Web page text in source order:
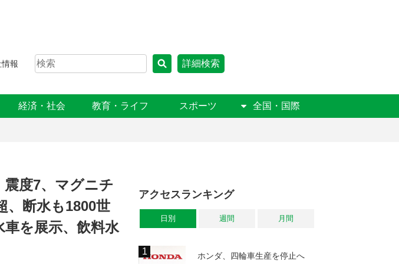
報 詳細検索
経済・社会 教育・ライフ スポーツ 全国・国際
度7、マグニチ
、断水も1800世
を展示、飲料水
アクセスランキング
日別 週間 月間
ホンダ、四輪車生産を停止へ